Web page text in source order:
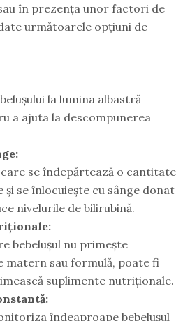
în prezența unor factori de
următoarele opțiuni de
la lumina albastră
a ajuta la descompunerea
se îndepărtează o cantitate
și se înlocuiește cu sânge donat
nivelurile de bilirubină.
bebelușul nu primește
matern sau formulă, poate fi
suplimente nutriționale.
îndeaproape bebelușul